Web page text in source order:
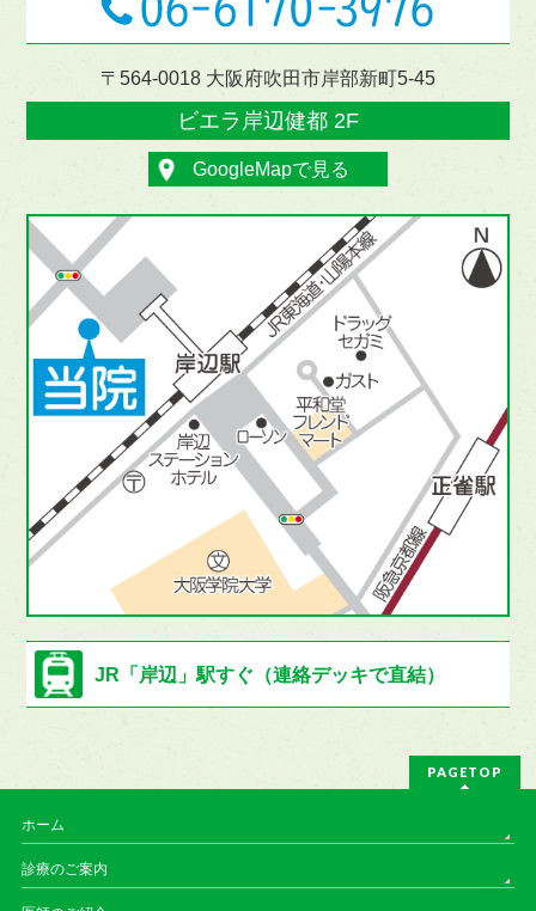
〒564-0018 大阪府吹田市岸部新町5-45
ビエラ岸辺健都 2F
GoogleMapで見る
JR「岸辺」駅すぐ （連絡デッキで直結）
PAGETOP
ホーム
診療のご案内